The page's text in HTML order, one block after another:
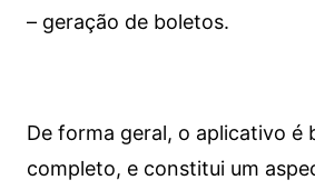
– geração de boletos.
De forma geral, o aplicativo é
completo, e constitui um